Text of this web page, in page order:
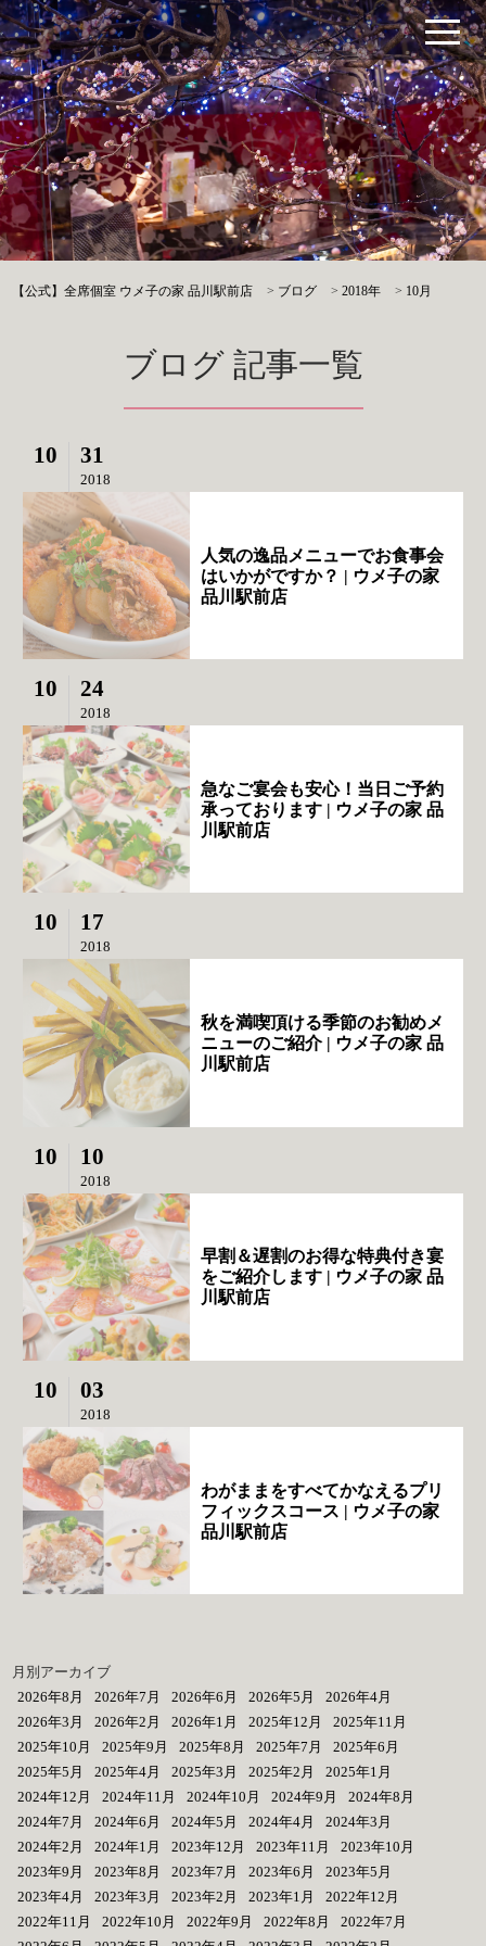
【公式】全席個室 ウメ子の家 品川駅前店 > ブログ >2018年 > 10月
ブログ 記事一覧
10 31
2018
人気の逸品メニューでお食事会
はいかがですか？ | ウメ子の家
品川駅前店
10 24
2018
急なご宴会も安心！当日ご予約
承っております | ウメ子の家 品
川駅前店
10 17
2018
秋を満喫頂ける季節のお勧めメ
ニューのご紹介 | ウメ子の家 品
川駅前店
10 10
2018
早割＆遅割のお得な特典付き宴
をご紹介します | ウメ子の家 品
川駅前店
10 03
2018
わがままをすべてかなえるプリ
フィックスコース | ウメ子の家
品川駅前店
月別アーカイブ
2026年8月
2026年7月 2026年6月 2026年5月
2026年4月
2026年3月
2026年2月 2026年1月 2025年12月
2025年11月
2025年10月
2025年9月 2025年8月 2025年7月
2025年6月
2025年5月
2025年4月 2025年3月 2025年2月
2025年1月
2024年12月
2024年11月 2024年10月 2024年9月
2024年8月
2024年7月
2024年6月 2024年5月 2024年4月
2024年3月
2024年2月
2024年1月 2023年12月 2023年11月
2023年10月
2023年9月
2023年8月 2023年7月 2023年6月
2023年5月
2023年4月
2023年3月 2023年2月 2023年1月
2022年12月
2022年11月
2022年10月 2022年9月 2022年8月
2022年7月